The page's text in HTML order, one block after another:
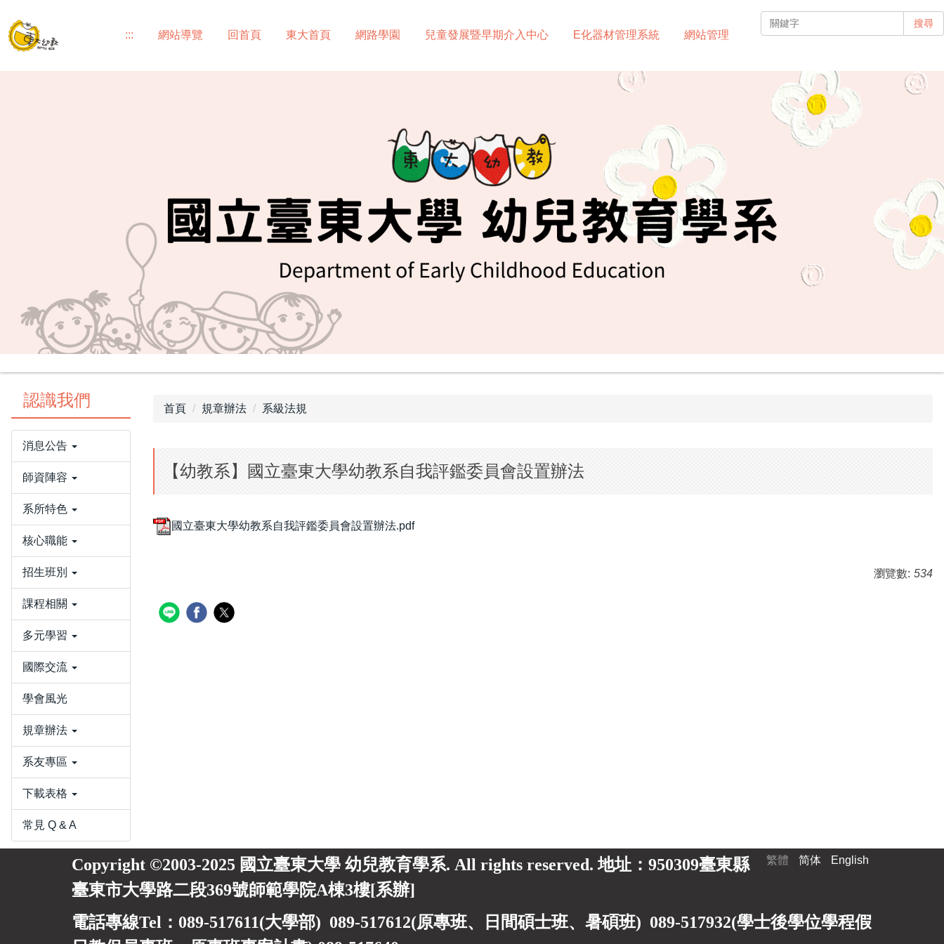
到
主
搜尋
::: 網站導覽 回首頁 東大首頁 網路學園 兒童發展暨早期介入中心 E化器材管理系統 網站管理
認識我們
消息公告
師資陣容
系所特色
核心職能
招生班別
課程相關
多元學習
國際交流
學會風光
規章辦法
系友專區
下載表格
常見 Q & A
首頁 規章辦法 系級法規
【幼教系】國立臺東大學幼教系自我評鑑委員會設置辦法
國立臺東大學幼教系自我評鑑委員會設置辦法.pdf
瀏覽數: 534
繁體 简体 English
Copyright ©2003-2025 國立臺東大學 幼兒教育學系. All rights reserved. 地址：950309臺東縣
臺東市大學路二段369號師範學院A棟3樓[系辦]
電話專線Tel：089-517611(大學部) 089-517612(原專班、日間碩士班、暑碩班) 089-517932(學士後學位學程假